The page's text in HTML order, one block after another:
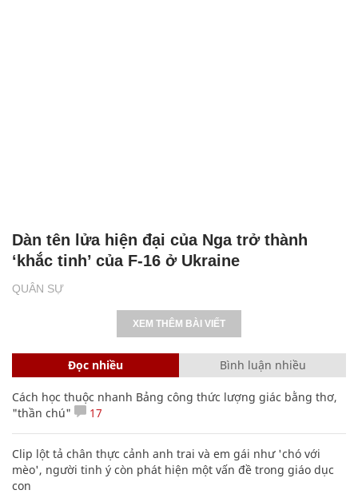
QUÂN SỰ
Dàn tên lửa hiện đại của Nga trở thành
‘khắc tinh’ của F-16 ở Ukraine
XEM THÊM BÀI VIẾT
Đọc nhiều Bình luận nhiều
Cách học thuộc nhanh Bảng công thức lượng giác bằng thơ,
"thần chú"
17
Clip lột tả chân thực cảnh anh trai và em gái như 'chó với
mèo', người tinh ý còn phát hiện một vấn đề trong giáo dục
con